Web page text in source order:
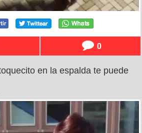
0
en la espalda te puede